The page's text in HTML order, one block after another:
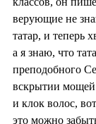
верующие не
татар, и теперь
а я знаю, что
преподобного
вскрытии мощей
и клок волос,
это можно